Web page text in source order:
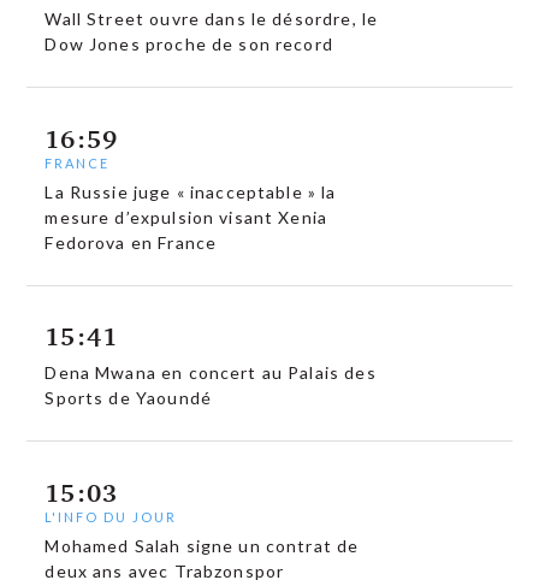
Wall Street ouvre dans le désordre, le
Dow Jones proche de son record
16:59
FRANCE
La Russie juge « inacceptable » la
mesure d’expulsion visant Xenia
Fedorova en France
15:41
Dena Mwana en concert au Palais des
Sports de Yaoundé
15:03
L'INFO DU JOUR
Mohamed Salah signe un contrat de
deux ans avec Trabzonspor